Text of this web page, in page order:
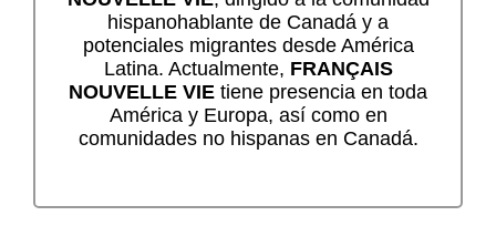
hispanohablante de Canadá y a
potenciales migrantes desde América
Latina. Actualmente, FRANÇAIS
NOUVELLE VIE tiene presencia en toda
América y Europa, así como en
comunidades no hispanas en Canadá.